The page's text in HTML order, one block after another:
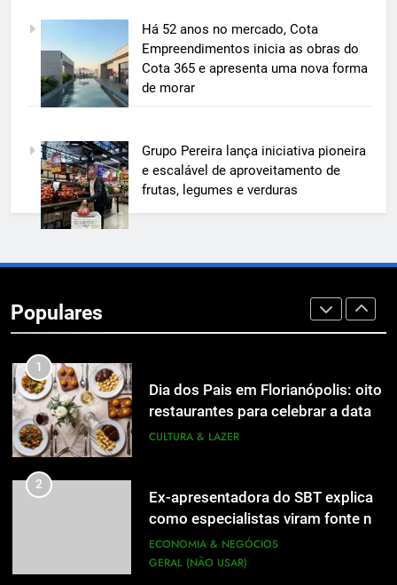
Há 52 anos no mercado, Cota
Empreendimentos inicia as obras do
Cota 365 e apresenta uma nova forma
de morar
Grupo Pereira lança iniciativa pioneira
e escalável de aproveitamento de
frutas, legumes e verduras
Populares
BIM transforma a construção civil
e mostra na prática como reduzir
custos, evitar desperdícios e
ECONOMIA & NEGÓCIOS
A 6ª edição do Prêmio ACI OCESC
de Jornalismo está com as
inscrições abertas
UTILIDADE PÚBLICA
A 6ª edição do Prêmio ACI OCESC
de Jornalismo está com as
1
Dia dos Pais em Florianópolis: oito
restaurantes para celebrar a data
em família
CULTURA & LAZER
2
Ex-apresentadora do SBT explica
como especialistas viram fonte na
mídia
ECONOMIA & NEGÓCIOS
GERAL (NÃO USAR)